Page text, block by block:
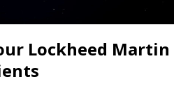
Lockheed Martin